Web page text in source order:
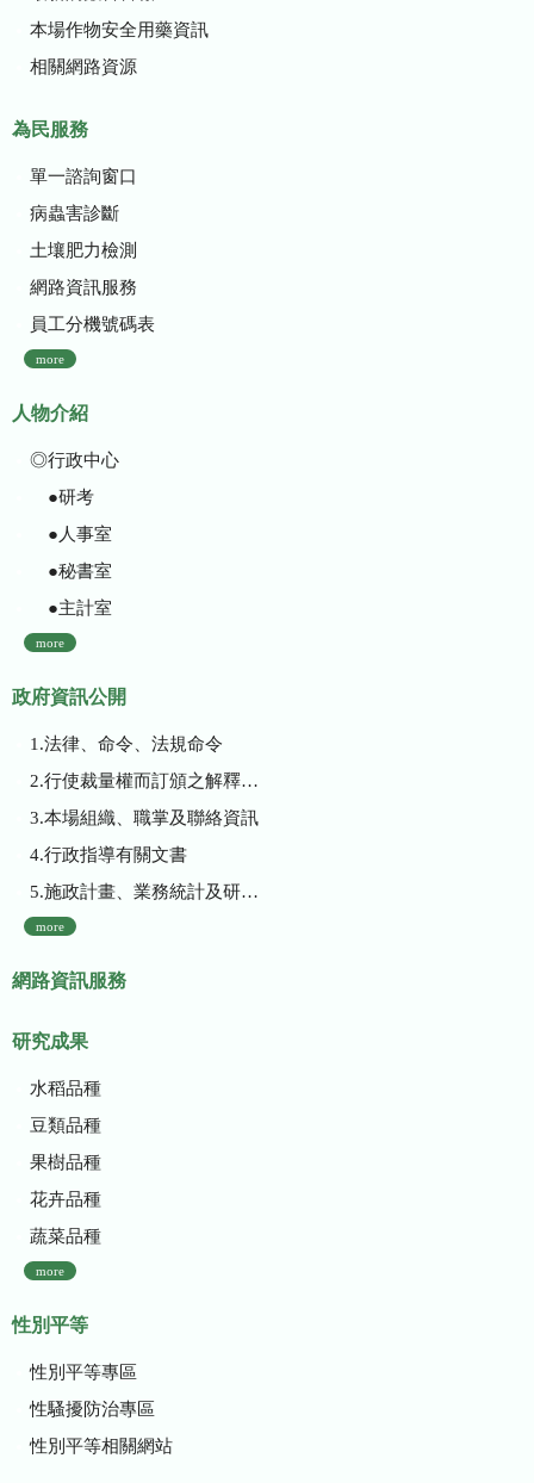
本場作物安全用藥資訊
相關網路資源
為民服務
單一諮詢窗口
病蟲害診斷
土壤肥力檢測
網路資訊服務
員工分機號碼表
more
人物介紹
◎行政中心
●研考
●人事室
●秘書室
●主計室
more
政府資訊公開
1.法律、命令、法規命令
2.行使裁量權而訂頒之解釋性規定及裁量基準
3.本場組織、職掌及聯絡資訊
4.行政指導有關文書
5.施政計畫、業務統計及研究報告
more
網路資訊服務
研究成果
水稻品種
豆類品種
果樹品種
花卉品種
蔬菜品種
more
性別平等
性別平等專區
性騷擾防治專區
性別平等相關網站